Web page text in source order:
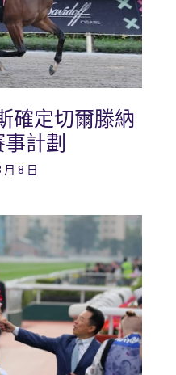
確定切爾滕納
計劃
月 8 日